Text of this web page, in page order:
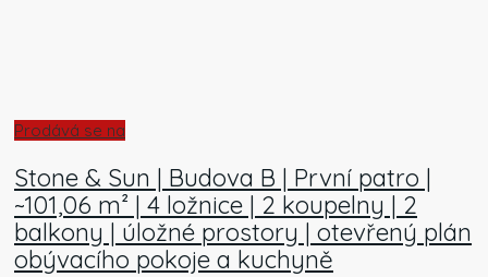
Prodává se na
Stone & Sun | Budova B | První patro |
~101,06 m² | 4 ložnice | 2 koupelny | 2
balkony | úložné prostory | otevřený plán
obývacího pokoje a kuchyně